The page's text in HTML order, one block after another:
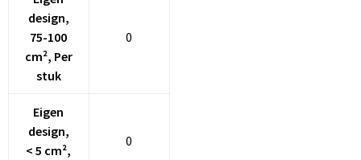
design,
75-100
cm², Per
stuk
0
Eigen
design,
< 5 cm²,
0